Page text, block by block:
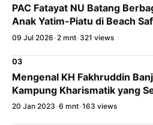
PAC Fatayat NU Batang
Anak Yatim-Piatu di Beach
09 Jul 2026 •2 mnt•321 views
03
Mengenal KH Fakhruddin
Kampung Kharismatik yang
20 Jan 2023 •6 mnt•163 views
X / Twitter
LinkedIn
Salin Tautan Artikel